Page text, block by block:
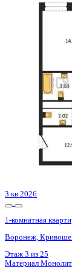
1-комнатная
Евпатория,
2 из 13
Материал
Цена 8 811 600